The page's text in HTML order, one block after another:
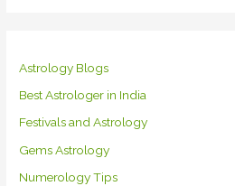
Astrology Blogs
Best Astrologer in India
Festivals and Astrology
Gems Astrology
Numerology Tips